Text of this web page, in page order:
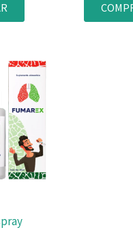
4.75
de 5